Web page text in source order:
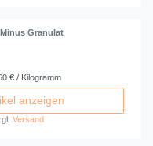
Granulat
€ / Kilogramm
anzeigen
Versand